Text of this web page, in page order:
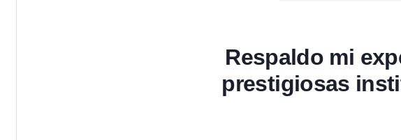
Respaldo mi
prestigiosas